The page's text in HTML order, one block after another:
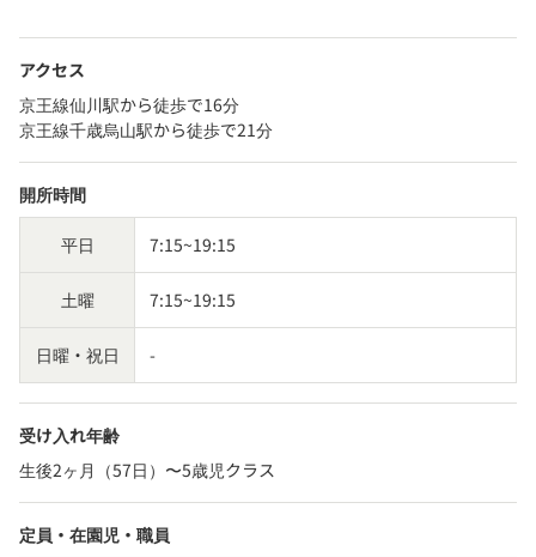
アクセス
京王線仙川駅から徒歩で16分
京王線千歳烏山駅から徒歩で21分
開所時間
平日 7:15~19:15
土曜 7:15~19:15
日曜・祝日 -
受け入れ年齢
生後2ヶ月（57日）〜5歳児クラス
定員・在園児・職員